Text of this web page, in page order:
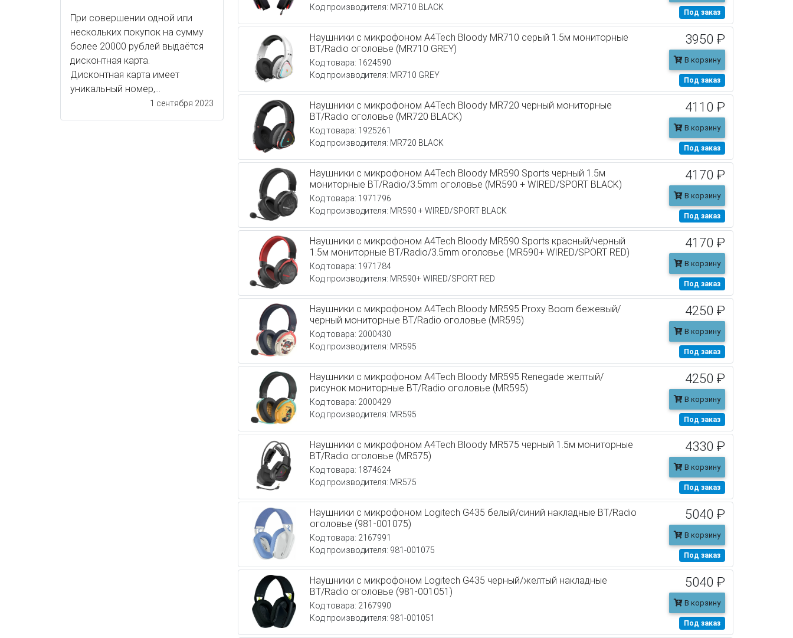
При совершении одной или
нескольких покупок на сумму
более 20000 рублей выдаётся
дисконтная карта.
Дисконтная карта имеет
уникальный номер,...
1 сентября 2023
Код производителя: MR710 BLACK
Под заказ
Наушники с микрофоном A4Tech Bloody MR710 серый 1.5м мониторные
BT/Radio оголовье (MR710 GREY)
Код товара: 1624590
Код производителя: MR710 GREY
3950 ₽
В корзину
Под заказ
Наушники с микрофоном A4Tech Bloody MR720 черный мониторные
BT/Radio оголовье (MR720 BLACK)
Код товара: 1925261
Код производителя: MR720 BLACK
4110 ₽
В корзину
Под заказ
Наушники с микрофоном A4Tech Bloody MR590 Sports черный 1.5м
мониторные BT/Radio/3.5mm оголовье (MR590 + WIRED/SPORT BLACK)
Код товара: 1971796
Код производителя: MR590 + WIRED/SPORT BLACK
4170 ₽
В корзину
Под заказ
Наушники с микрофоном A4Tech Bloody MR590 Sports красный/черный
1.5м мониторные BT/Radio/3.5mm оголовье (MR590+ WIRED/SPORT RED)
Код товара: 1971784
Код производителя: MR590+ WIRED/SPORT RED
4170 ₽
В корзину
Под заказ
Наушники с микрофоном A4Tech Bloody MR595 Proxy Boom бежевый/
черный мониторные BT/Radio оголовье (MR595)
Код товара: 2000430
Код производителя: MR595
4250 ₽
В корзину
Под заказ
Наушники с микрофоном A4Tech Bloody MR595 Renegade желтый/
рисунок мониторные BT/Radio оголовье (MR595)
Код товара: 2000429
Код производителя: MR595
4250 ₽
В корзину
Под заказ
Наушники с микрофоном A4Tech Bloody MR575 черный 1.5м мониторные
BT/Radio оголовье (MR575)
Код товара: 1874624
Код производителя: MR575
4330 ₽
В корзину
Под заказ
Наушники с микрофоном Logitech G435 белый/синий накладные BT/Radio
оголовье (981-001075)
Код товара: 2167991
Код производителя: 981-001075
5040 ₽
В корзину
Под заказ
Наушники с микрофоном Logitech G435 черный/желтый накладные
BT/Radio оголовье (981-001051)
Код товара: 2167990
Код производителя: 981-001051
5040 ₽
В корзину
Под заказ